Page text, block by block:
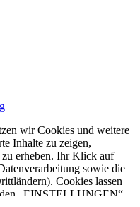
wir Cookies und weitere
Inhalte zu zeigen,
erheben. Ihr Klick auf
sowie die
Cookies lassen
„EINSTELLUNGEN“